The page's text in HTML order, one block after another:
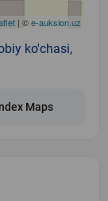
| ©e-auksion.uz
ko'chasi,
Maps